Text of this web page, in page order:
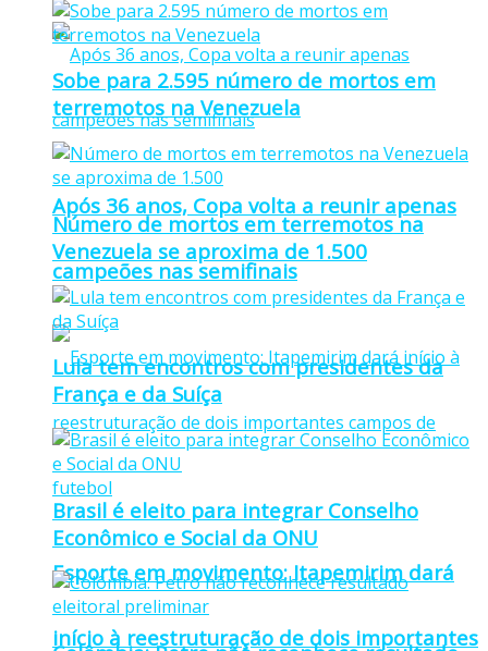
Após 36 anos, Copa volta a reunir apenas
campeões nas semifinais
Esporte em movimento: Itapemirim dará
início à reestruturação de dois importantes
Sobe para 2.595 número de mortos em
terremotos na Venezuela
Número de mortos em terremotos na
Venezuela se aproxima de 1.500
Lula tem encontros com presidentes da
França e da Suíça
Brasil é eleito para integrar Conselho
Econômico e Social da ONU